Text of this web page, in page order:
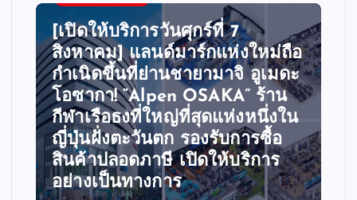
[เปิดให้บริการวันศุกร์ที่ 7
สิงหาคม] แลนด์มาร์กแห่งใหม่ถือ
กำเนิดขึ้นที่ย่านชายามาจิ อูเมดะ
โอซากา! “Alpen OSAKA” ร้าน
กีฬาเรือธงที่ใหญ่ที่สุดแห่งหนึ่งใน
ญี่ปุ่นฝั่งตะวันตก รองรับการซื้อ
สินค้าปลอดภาษี เปิดให้บริการ
อย่างเป็นทางการ